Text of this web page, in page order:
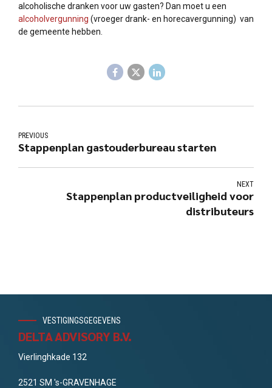
alcoholische dranken voor uw gasten? Dan moet u een
alcoholvergunning (vroeger drank- en horecavergunning) van
de gemeente hebben.
PREVIOUS
Stappenplan gastouderbureau starten
NEXT
Stappenplan productveiligheid voor
distributeurs
VESTIGINGSGEGEVENS
DELTA ADVISORY B.V.
Vierlinghkade 132
2521 SM 's-GRAVENHAGE